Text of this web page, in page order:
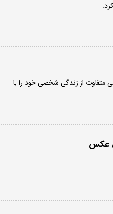
متفاوت از زندگی شخصی خود را با
عکس